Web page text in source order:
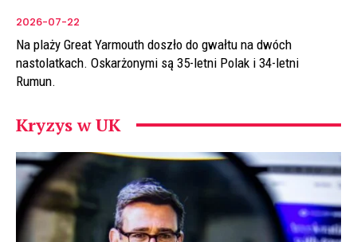
2026-07-22
Na plaży Great Yarmouth doszło do gwałtu na dwóch
nastolatkach. Oskarżonymi są 35-letni Polak i 34-letni
Rumun.
Kryzys w UK